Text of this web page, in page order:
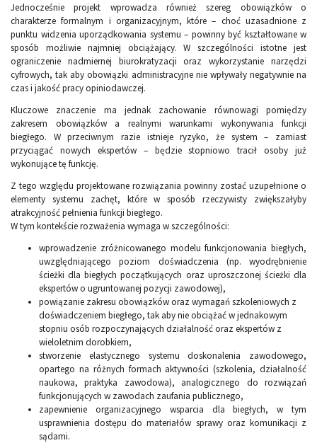
Jednocześnie projekt wprowadza również szereg obowiązków o
charakterze formalnym i organizacyjnym, które – choć uzasadnione z
punktu widzenia uporządkowania systemu – powinny być kształtowane w
sposób możliwie najmniej obciążający. W szczególności istotne jest
ograniczenie nadmiernej biurokratyzacji oraz wykorzystanie narzędzi
cyfrowych, tak aby obowiązki administracyjne nie wpływały negatywnie na
czas i jakość pracy opiniodawczej.
Kluczowe znaczenie ma jednak zachowanie równowagi pomiędzy
zakresem obowiązków a realnymi warunkami wykonywania funkcji
biegłego. W przeciwnym razie istnieje ryzyko, że system – zamiast
przyciągać nowych ekspertów – będzie stopniowo tracił osoby już
wykonujące tę funkcję.
Z tego względu projektowane rozwiązania powinny zostać uzupełnione o
elementy systemu zachęt, które w sposób rzeczywisty zwiększałyby
atrakcyjność pełnienia funkcji biegłego.
W tym kontekście rozważenia wymaga w szczególności:
wprowadzenie zróżnicowanego modelu funkcjonowania biegłych,
uwzględniającego poziom doświadczenia (np. wyodrębnienie
ścieżki dla biegłych początkujących oraz uproszczonej ścieżki dla
ekspertów o ugruntowanej pozycji zawodowej),
powiązanie zakresu obowiązków oraz wymagań szkoleniowych z
doświadczeniem biegłego, tak aby nie obciążać w jednakowym
stopniu osób rozpoczynających działalność oraz ekspertów z
wieloletnim dorobkiem,
stworzenie elastycznego systemu doskonalenia zawodowego,
opartego na różnych formach aktywności (szkolenia, działalność
naukowa, praktyka zawodowa), analogicznego do rozwiązań
funkcjonujących w zawodach zaufania publicznego,
zapewnienie organizacyjnego wsparcia dla biegłych, w tym
usprawnienia dostępu do materiałów sprawy oraz komunikacji z
sądami.